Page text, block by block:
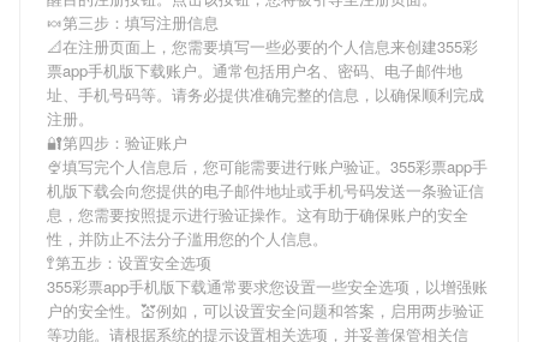
🍬第三步：填写注册信息
📐在注册页面上，您需要填写一些必要的个人信息来创建355彩
票app手机版下载账户。通常包括用户名、密码、电子邮件地
址、手机号码等。请务必提供准确完整的信息，以确保顺利完成
注册。
🔐第四步：验证账户
🍨填写完个人信息后，您可能需要进行账户验证。 355彩票app手
机版下载会向您提供的电子邮件地址或手机号码发送一条验证信
息，您需要按照提示进行验证操作。这有助于确保账户的安全
性，并防止不法分子滥用您的个人信息。
🚏第五步：设置安全选项
355彩票app手机版下载通常要求您设置一些安全选项，以增强账
户的安全性。💒例如，可以设置安全问题和答案，启用两步验证
等功能。请根据系统的提示设置相关选项，并妥善保管相关信